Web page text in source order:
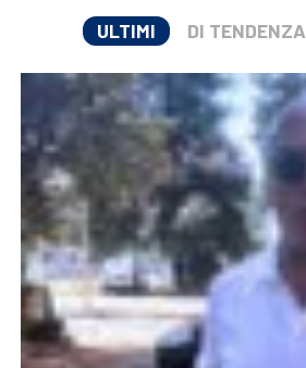
ULTIMI DI TENDENZA